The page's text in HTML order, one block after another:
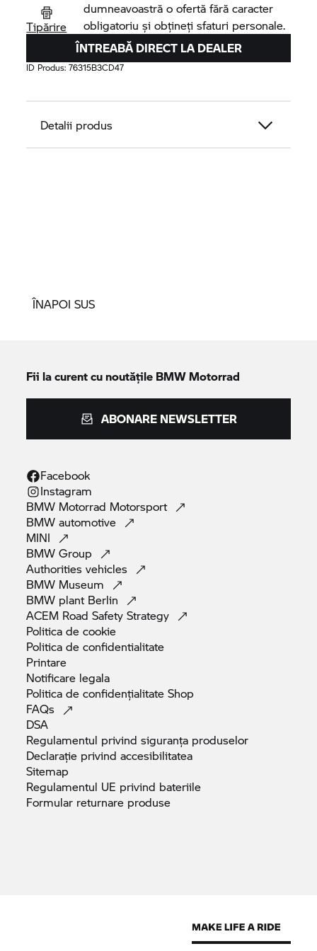
Tipărire
dumneavoastră o ofertă fără caracter
obligatoriu și obțineți sfaturi personale.
ÎNTREABĂ DIRECT LA DEALER
ID Produs:76315B3CD47
Detalii produs
ÎNAPOI SUS
Fii la curent cu noutățile BMW Motorrad
ABONARE NEWSLETTER
Facebook
Instagram
BMW Motorrad Motorsport
BMWautomotive
MINI
BMWGroup
Authoritiesvehicles
BMW Museum
BMW plant Berlin
ACEM Road SafetyStrategy
Politica decookie
Politica deconfidentialitate
Printare
Notificare legala
Politica de confidențialitateShop
FAQs
DSA
Regulamentul privind siguranța produselor
Declarație privindaccesibilitatea
Sitemap
Regulamentul UE privind bateriile
Formular returnare produse